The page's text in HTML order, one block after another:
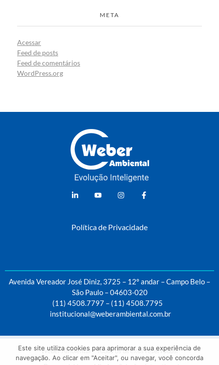
META
Acessar
Feed de posts
Feed de comentários
WordPress.org
Política de Privacidade
Avenida Vereador José Diniz, 3725 – 12º andar – Campo Belo –
São Paulo – 04603-020
(11) 4508.7797– (11) 4508.7795
institucional@weberambiental.com.br
Weber Ambiental – Todos os direitos reservados.
Este site utiliza cookies para aprimorar a sua experiência de
navegação. Ao clicar em "Aceitar", ou navegar, você concorda